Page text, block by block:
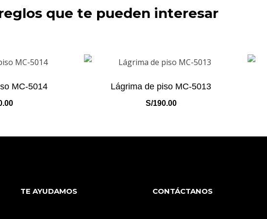
que te pueden interesar
MC-5014 Lágrima de piso MC-5013
S/190.00
TE AYUDAMOS CONTÁCTANOS